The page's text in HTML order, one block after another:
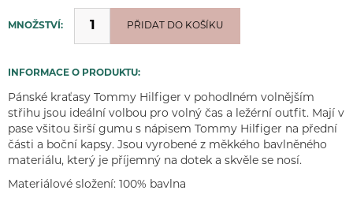
MNOŽSTVÍ:
PŘIDÁNO PŘIDAT DO KOŠÍKU
INFORMACE O PRODUKTU:
Pánské kraťasy Tommy Hilfiger v pohodlném volnějším
střihu jsou ideální volbou pro volný čas a ležérní outfit. Mají v
pase všitou širší gumu s nápisem Tommy Hilfiger na přední
části a boční kapsy. Jsou vyrobené z měkkého bavlněného
materiálu, který je příjemný na dotek a skvěle se nosí.
Materiálové složení: 100% bavlna